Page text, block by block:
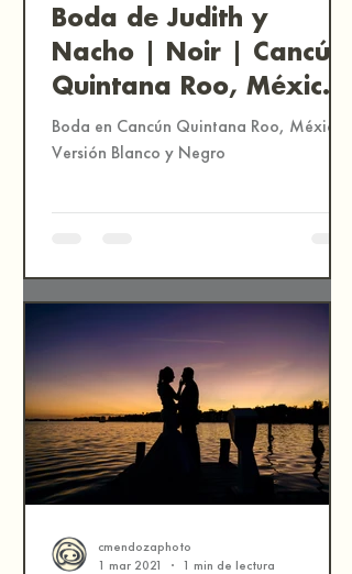
Boda de Judith y
Nacho | Noir | Cancún,
Quintana Roo, México
| Fotografía
Documental de Bodas
Boda en Cancún Quintana Roo, México.
Versión Blanco y Negro
cmendozaphoto
1 mar 2021
1 min de lectura